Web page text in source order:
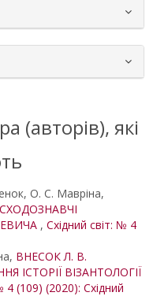
(авторів), які
О. С. Мавріна,
, Східний світ: № 4
ВНЕСОК Л. В.
ІСТОРІЇ ВІЗАНТОЛОГІЇ
4 (109) (2020): Східний